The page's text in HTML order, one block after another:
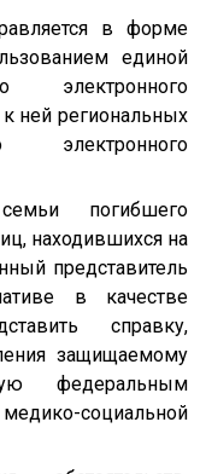
в форме
единой
электронного
ней региональных
электронного
погибшего
находившихся на
представитель
в качестве
справку,
защищаемому
федеральным
социальной